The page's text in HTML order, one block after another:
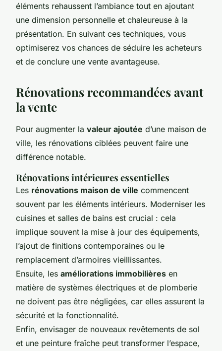
éléments rehaussent l’ambiance tout en ajoutant
une dimension personnelle et chaleureuse à la
présentation. En suivant ces techniques, vous
optimiserez vos chances de séduire les acheteurs
et de conclure une vente avantageuse.
Rénovations recommandées avant
la vente
Pour augmenter la valeur ajoutée d’une maison de
ville, les rénovations ciblées peuvent faire une
différence notable.
Rénovations intérieures essentielles
Les rénovations maison de ville commencent
souvent par les éléments intérieurs. Moderniser les
cuisines et salles de bains est crucial : cela
implique souvent la mise à jour des équipements,
l’ajout de finitions contemporaines ou le
remplacement d’armoires vieillissantes.
Ensuite, les améliorations immobilières en
matière de systèmes électriques et de plomberie
ne doivent pas être négligées, car elles assurent la
sécurité et la fonctionnalité.
Enfin, envisager de nouveaux revêtements de sol
et une peinture fraîche peut transformer l’espace,